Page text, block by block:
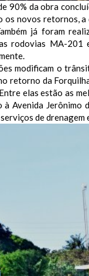
90% da obra
os novos retornos,
já foram
rodovias MA-201
modificam o
retorno da
elas estão as
à Avenida Jerônimo
de drenagem